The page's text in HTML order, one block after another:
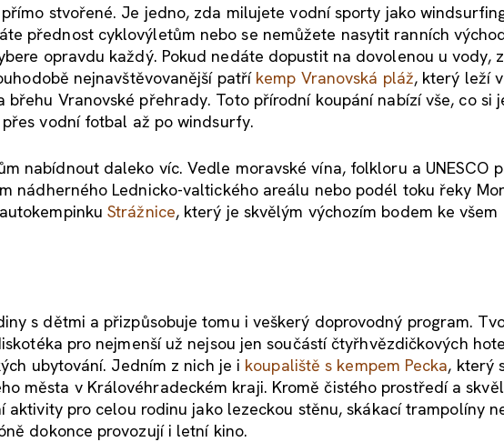
stvořené. Je jedno, zda milujete vodní sporty jako
přednost cyklovýletům nebo se nemůžete nasytit ranních
opravdu každý. Pokud nedáte dopustit na dovolenou u vody,
nejnavštěvovanější patří kemp Vranovská pláž, který leží v
Vranovské přehrady. Toto přírodní koupání nabízí vše, co si
vodní fotbal až po windsurfy.
nabídnout daleko víc. Vedle moravské vína, folkloru a UNESCO
nádherného Lednicko-valtického areálu nebo podél toku řeky
Strážnice, který je skvělým výchozím bodem ke všem
s dětmi a přizpůsobuje tomu i veškerý doprovodný program.
pro nejmenší už nejsou jen součástí čtyřhvězdičkových
ubytování. Jedním z nich je i koupaliště s kempem Pecka, který
města v Královéhradeckém kraji. Kromě čistého prostředí a
pro celou rodinu jako lezeckou stěnu, skákací trampolíny
dokonce provozují i letní kino.